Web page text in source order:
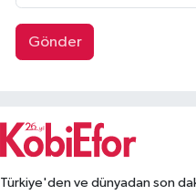
Gönder
Türkiye'den ve dünyadan son